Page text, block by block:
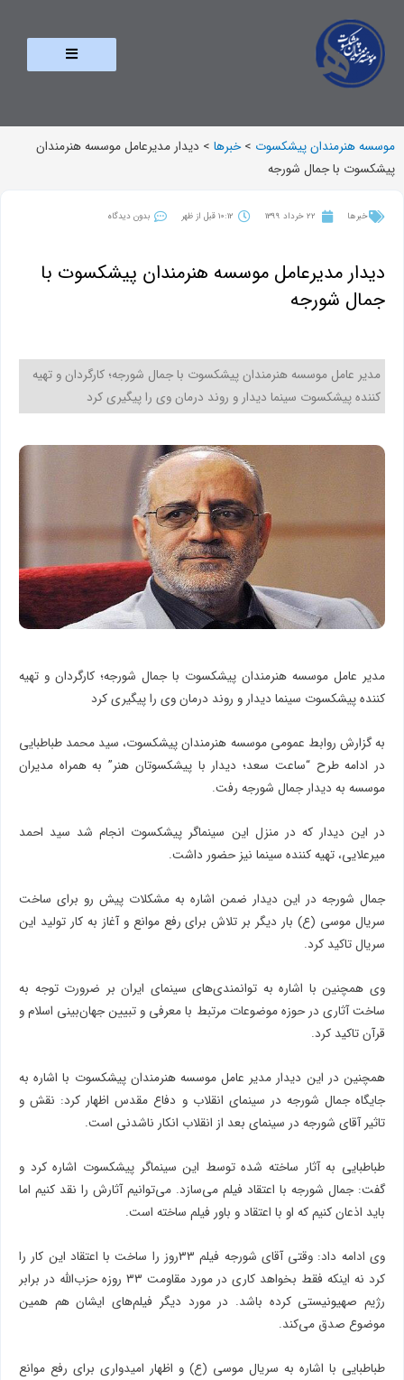
موسسه هنرمندان پیشکسوت >خبرها > دیدار مدیرعامل موسسه هنرمندان
پیشکسوت با جمال شورجه
خبرها 22 خرداد 1399 10:12 قبل از ظهر بدون دیدگاه
دیدار مدیرعامل موسسه هنرمندان پیشکسوت با
جمال شورجه
مدیر عامل موسسه هنرمندان پیشکسوت با جمال شورجه؛ کارگردان و تهیه
کننده پیشکسوت سینما دیدار و روند درمان وی را پیگیری کرد
مدیر عامل موسسه هنرمندان پیشکسوت با جمال شورجه؛ کارگردان و تهیه
کننده پیشکسوت سینما دیدار و روند درمان وی را پیگیری کرد
به گزارش روابط عمومی موسسه هنرمندان پیشکسوت، سید محمد طباطبایی
در ادامه طرح “ساعت سعد؛ دیدار با پیشکسوتان هنر” به همراه مدیران
موسسه به دیدار جمال شورجه رفت.
در این دیدار که در منزل این سینماگر پیشکسوت انجام شد سید احمد
میرعلایی، تهیه کننده سینما نیز حضور داشت.
جمال شورجه در این دیدار ضمن اشاره به مشکلات پیش رو برای ساخت
سریال موسی (ع) بار دیگر بر تلاش برای رفع موانع و آغاز به کار تولید این
سریال تاکید کرد.
وی همچنین با اشاره به توانمندی‌های سینمای ایران بر ضرورت توجه به
ساخت آثاری در حوزه موضوعات مرتبط با معرفی و تبیین جهان‌بینی اسلام و
قرآن تاکید کرد.
همچنین در این دیدار مدیر عامل موسسه هنرمندان پیشکسوت با اشاره به
جایگاه جمال شورجه در سینمای انقلاب و دفاع مقدس اظهار کرد: نقش و
تاثیر آقای شورجه در سینمای بعد از انقلاب انکار ناشدنی است.
طباطبایی به آثار ساخته شده توسط این سینماگر پیشکسوت اشاره کرد و
گفت: جمال شورجه با اعتقاد فیلم می‌سازد. می‌توانیم آثارش را نقد کنیم اما
باید اذعان کنیم که او با اعتقاد و باور فیلم ساخته است.
وی ادامه داد: وقتی آقای شورجه فیلم ۳۳روز را ساخت با اعتقاد این کار را
کرد نه اینکه فقط بخواهد کاری در مورد مقاومت ۳۳ روزه حزب‌الله در برابر
رژیم صهیونیستی کرده باشد. در مورد دیگر فیلم‌های ایشان هم همین
موضوع صدق می‌کند.
طباطبایی با اشاره به سریال موسی (ع) و اظهار امیدواری برای رفع موانع